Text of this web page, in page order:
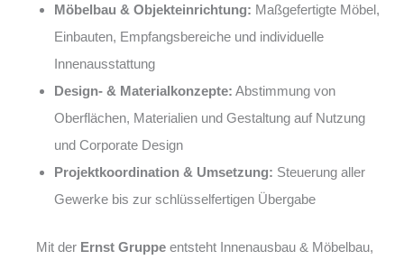
Möbelbau & Objekteinrichtung: Maßgefertigte Möbel,
Einbauten, Empfangsbereiche und individuelle
Innenausstattung
Design- & Materialkonzepte: Abstimmung von
Oberflächen, Materialien und Gestaltung auf Nutzung
und Corporate Design
Projektkoordination & Umsetzung: Steuerung aller
Gewerke bis zur schlüsselfertigen Übergabe
Mit der Ernst Gruppe entsteht Innenausbau & Möbelbau,